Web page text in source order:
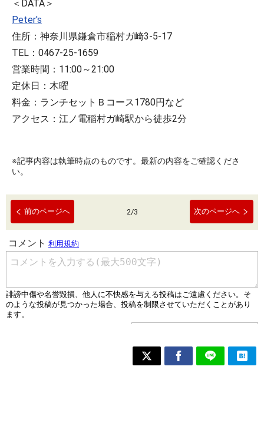
＜DATA＞
Peter's
住所：神奈川県鎌倉市稲村ガ崎3-5-17
TEL：0467-25-1659
営業時間：11:00～21:00
定休日：木曜
料金：ランチセットＢコース1780円など
アクセス：江ノ電稲村ガ崎駅から徒歩2分
※記事内容は執筆時点のものです。最新の内容をご確認くださ
い。
前のページへ 2/3 次のページへ